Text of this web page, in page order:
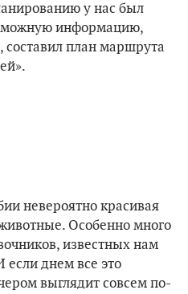
у нас был
информацию,
составил план маршрута
невероятно красивая
Особенно много
известных нам
если днем все это
выглядит совсем по-